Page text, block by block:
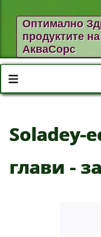
Оптимално
продуктите на
АкваСорс
Soladey-
глави -